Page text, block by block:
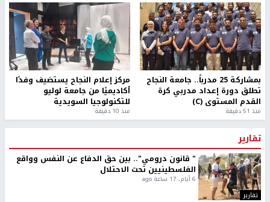
بمشاركة 25 مدرباً.. جامعة النجاح
تطلق دورة إعداد مدربي كرة
القدم المستوى (C)
منذ 51 دقيقة
مركز إعلام النجاح يستضيف وفدًا
أكاديميًا من جامعة لوليو
للتكنولوجيا السويدية
منذ 10 دقيقة
تقارير
تقارير
" قانون درومي".. بين حق الدفاع عن النفس وواقع
الفلسطينيين تحت الاحتلال
6 أيام، 17 ساعة ago